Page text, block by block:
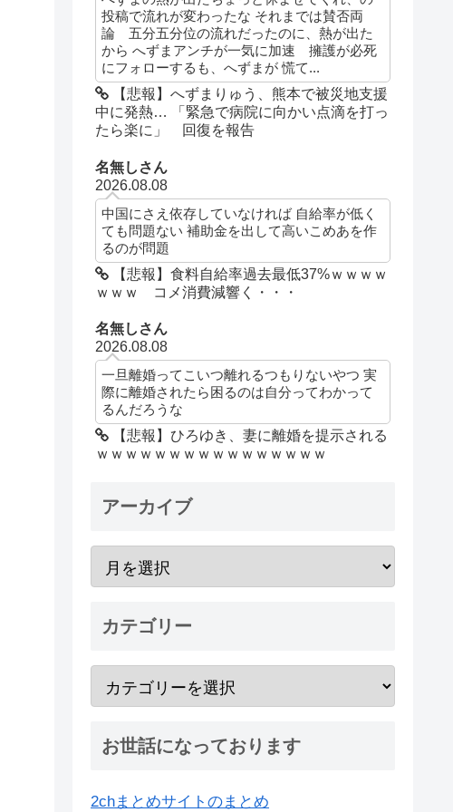
投稿で流れが変わったな それまでは賛否両
論 五分五分位の流れだったのに、熱が出た
から へずまアンチが一気に加速 擁護が必死
にフォローするも、へずまが 慌て...
【悲報】へずまりゅう、熊本で被災地支援
中に発熱… 「緊急で病院に向かい点滴を打っ
たら楽に」 回復を報告
名無しさん
2026.08.08
中国にさえ依存していなければ 自給率が低く
ても問題ない 補助金を出して高いこめあを作
るのが問題
【悲報】食料自給率過去最低37%ｗｗｗｗ
ｗｗｗ コメ消費減響く・・・
名無しさん
2026.08.08
一旦離婚ってこいつ離れるつもりないやつ 実
際に離婚されたら困るのは自分ってわかって
るんだろうな
【悲報】ひろゆき、妻に離婚を提示される
ｗｗｗｗｗｗｗｗｗｗｗｗｗｗｗｗ
アーカイブ
カテゴリー
お世話になっております
2chまとめサイトのまとめ